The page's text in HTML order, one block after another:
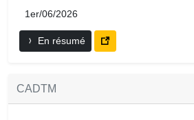
1er/06/2026
En résumé
CADTM